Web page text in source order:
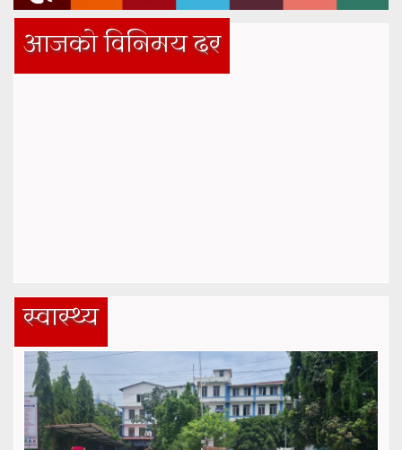
आजको विनिमय दर
स्वास्थ्य